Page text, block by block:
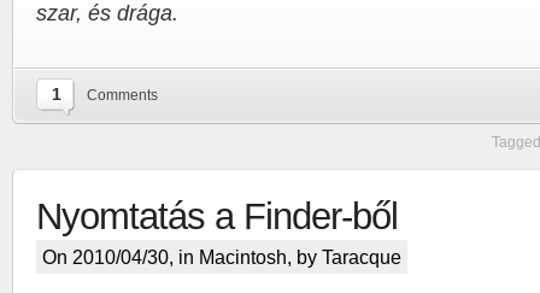
szar, és drága.
1 Comments
Nyomtatás a Finder-ből
On 2010/04/30, in Macintosh, by Taracque